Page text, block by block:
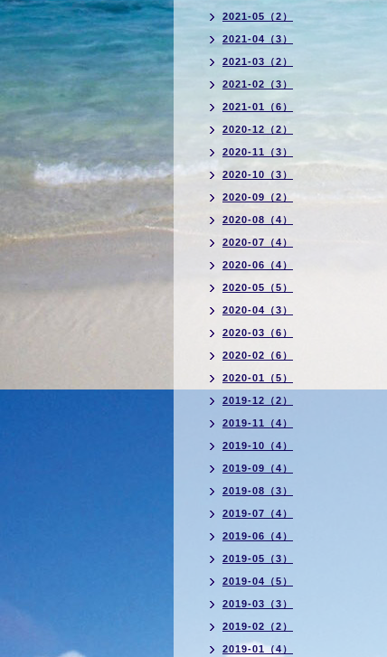
2021-05（2）
2021-04（3）
2021-03（2）
2021-02（3）
2021-01（6）
2020-12（2）
2020-11（3）
2020-10（3）
2020-09（2）
2020-08（4）
2020-07（4）
2020-06（4）
2020-05（5）
2020-04（3）
2020-03（6）
2020-02（6）
2020-01（5）
2019-12（2）
2019-11（4）
2019-10（4）
2019-09（4）
2019-08（3）
2019-07（4）
2019-06（4）
2019-05（3）
2019-04（5）
2019-03（3）
2019-02（2）
2019-01（4）